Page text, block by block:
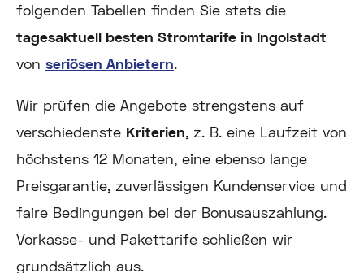
folgenden Tabellen finden Sie stets die
tagesaktuell besten Stromtarife in Ingolstadt
von seriösen Anbietern.
Wir prüfen die Angebote strengstens auf
verschiedenste Kriterien, z. B. eine Laufzeit von
höchstens 12 Monaten, eine ebenso lange
Preisgarantie, zuverlässigen Kundenservice und
faire Bedingungen bei der Bonusauszahlung.
Vorkasse- und Pakettarife schließen wir
grundsätzlich aus.